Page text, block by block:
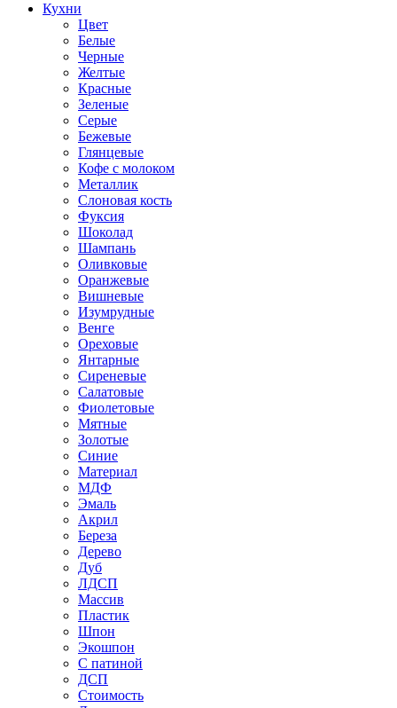
Кухни
Цвет
Белые
Черные
Желтые
Красные
Зеленые
Серые
Бежевые
Глянцевые
Кофе с молоком
Металлик
Слоновая кость
Фуксия
Шоколад
Шампань
Оливковые
Оранжевые
Вишневые
Изумрудные
Венге
Ореховые
Янтарные
Сиреневые
Салатовые
Фиолетовые
Мятные
Золотые
Синие
Материал
МДФ
Эмаль
Акрил
Береза
Дерево
Дуб
ЛДСП
Массив
Пластик
Шпон
Экошпон
С патиной
ДСП
Стоимость